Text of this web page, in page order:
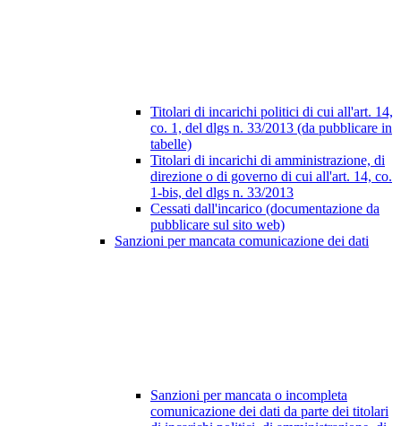
Titolari di incarichi politici di cui all'art. 14,
co. 1, del dlgs n. 33/2013 (da pubblicare in
tabelle)
Titolari di incarichi di amministrazione, di
direzione o di governo di cui all'art. 14, co.
1-bis, del dlgs n. 33/2013
Cessati dall'incarico (documentazione da
pubblicare sul sito web)
Sanzioni per mancata comunicazione dei dati
Sanzioni per mancata o incompleta
comunicazione dei dati da parte dei titolari